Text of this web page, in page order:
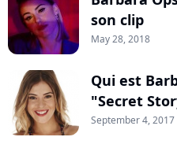
son clip
May 28, 2018
Qui est
"Secret
September 4, 2017